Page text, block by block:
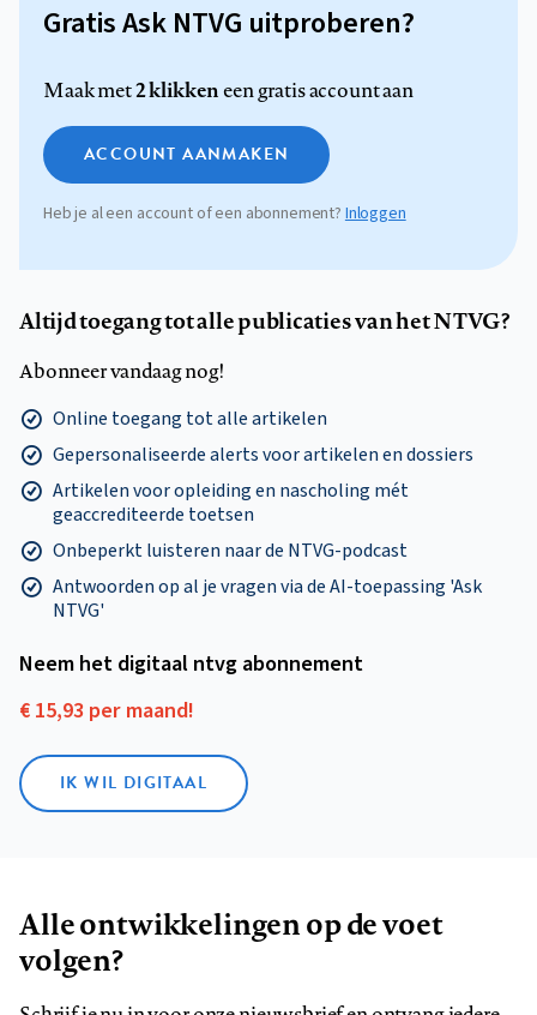
Gratis Ask NTVG uitproberen?
Maak met2 klikkeneen gratis account aan
ACCOUNT AANMAKEN
Heb je al een account of een abonnement?Inloggen
Altijd toegang tot alle publicaties van het NTVG?
Abonneer vandaag nog!
Online toegang tot alle artikelen
Gepersonaliseerde alerts voor artikelen en dossiers
Artikelen voor opleiding en nascholing mét
geaccrediteerde toetsen
Onbeperkt luisteren naar de NTVG-podcast
Antwoorden op al je vragen via de AI-toepassing 'Ask
NTVG'
Neem het digitaal ntvg abonnement
€ 15,93 per maand!
IK WIL DIGITAAL
Alle ontwikkelingen op de voet
volgen?